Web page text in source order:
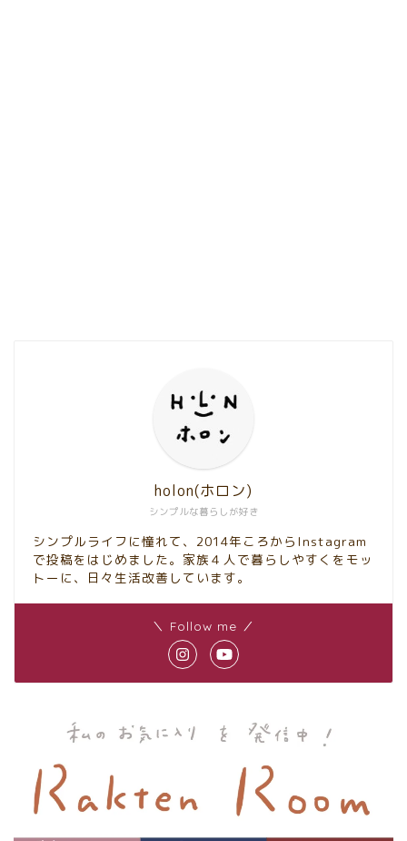
シンプルな暮らしが好き
holon(ホロン)
シンプルライフに憧れて、2014年ころからInstagram
で投稿をはじめました。家族４人で暮らしやすくをモッ
トーに、日々生活改善しています。
＼ Follow me ／